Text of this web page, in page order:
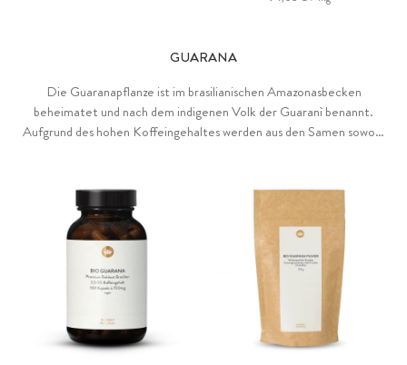
GUARANA
Die Guaranapflanze ist im brasilianischen Amazonasbecken
beheimatet und nach dem indigenen Volk der Guaranì benannt.
Aufgrund des hohen Koffeingehaltes werden aus den Samen sowohl